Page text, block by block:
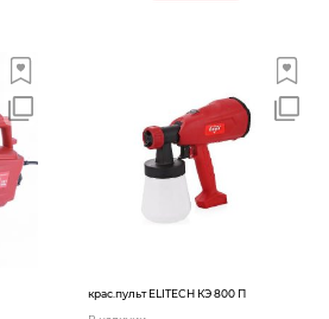
крас.пульт ELITECH КЭ 800 П